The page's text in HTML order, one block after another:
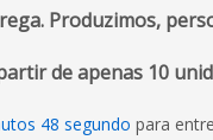
Produzimos,
de apenas 10
47 segundo para